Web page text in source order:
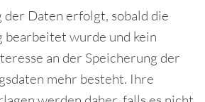
der Daten erfolgt, sobald die
bearbeitet wurde und kein
an der Speicherung der
mehr besteht. Ihre